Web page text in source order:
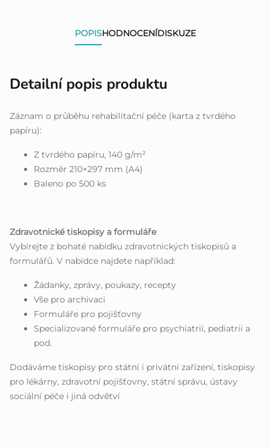
POPISHODNOCENÍDISKUZE
Detailní popis produktu
Záznam o průběhu rehabilitační péče (karta z tvrdého
papíru):
Z tvrdého papíru, 140 g/m²
Rozměr 210×297 mm (A4)
Baleno po 500 ks
Zdravotnické tiskopisy a formuláře
Vybírejte z bohaté nabídku zdravotnických tiskopisů a
formulářů. V nabídce najdete například:
Žádanky, zprávy, poukazy, recepty
Vše pro archivaci
Formuláře pro pojišťovny
Specializované formuláře pro psychiatrii, pediatrii a
pod.
Dodáváme tiskopisy pro státní i privátní zařízení, tiskopisy
pro lékárny, zdravotní pojišťovny, státní správu, ústavy
sociální péče i jiná odvětví